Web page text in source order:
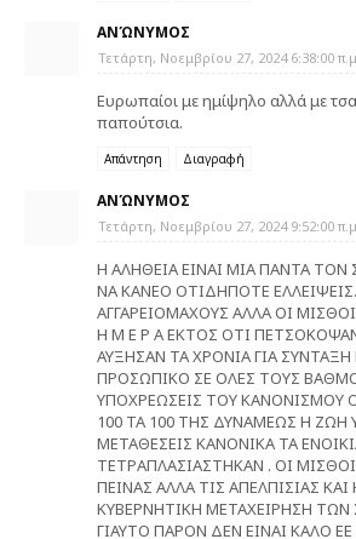
ΑΝΏΝΥΜΟΣ
Τετάρτη, Νοεμβρίου 27, 2024 6:38:00 π.μ.
Ευρωπαίοι με ημίψηλο αλλά με
παπούτσια.
Απάντηση Διαγραφή
ΑΝΏΝΥΜΟΣ
Τετάρτη, Νοεμβρίου 27, 2024 9:52:00 π.μ.
Η ΑΛΗΘΕΙΑ ΕΙΝΑΙ ΜΙΑ ΠΑΝΤΑ
ΝΑ ΚΑΝΕΟ ΟΤΙΔΗΠΟΤΕ
ΑΓΓΑΡΕΙΟΜΑΧΟΥΣ ΑΛΛΑ ΟΙ
Η Μ Ε Ρ Α ΕΚΤΟΣ ΟΤΙ
ΑΥΞΗΣΑΝ ΤΑ ΧΡΟΝΙΑ ΓΙΑ
ΠΡΟΣΩΠΙΚΟ ΣΕ ΟΛΕΣ ΤΟΥΣ
ΥΠΟΧΡΕΩΣΕΙΣ ΤΟΥ ΚΑΝΟΝΙΣΜΟΥ
100 ΤΑ 100 ΤΗΣ ΔΥΝΑΜΕΩΣ Η ΖΩΗ
ΜΕΤΑΘΕΣΕΙΣ ΚΑΝΟΝΙΚΑ ΤΑ
ΤΕΤΡΑΠΛΑΣΙΑΣΤΗΚΑΝ . ΟΙ
ΠΕΙΝΑΣ ΑΛΛΑ ΤΙΣ ΑΠΕΛΠΙΣΙΑΣ
ΚΥΒΕΡΝΗΤΙΚΗ ΜΕΤΑΧΕΙΡΗΣΗ ΤΩΝ
ΓΙΑΥΤΟ ΠΑΡΟΝ ΔΕΝ ΕΙΝΑΙ ΚΑΛΟ ΕΕ